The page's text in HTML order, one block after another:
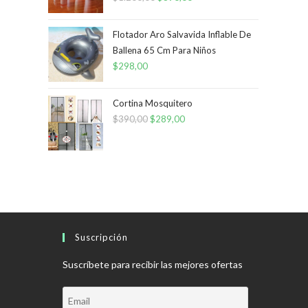
original
era:
actual
es:
Flotador Aro Salvavida Inflable De
Ballena 65 Cm Para Niños
$298,00
Cortina Mosquitero
$390,00El
$289,00El
Suscripción
Suscríbete para recibir las mejores ofertas